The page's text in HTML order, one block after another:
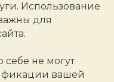
Использование
для
не могут
вашей